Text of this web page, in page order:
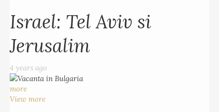
Israel: Tel Aviv si
Jerusalim
4 years ago
more
View more